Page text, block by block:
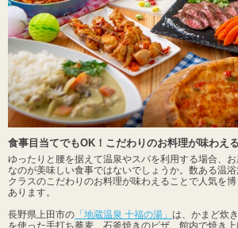
食事目当てでもOK！こだわりのお料理が味わえ
ゆったりと腰を据えて温泉やスパを利用する場合、
なのが美味しい食事ではないでしょうか。数ある温
クラスのこだわりのお料理が味わえることで人気を
あります。
長野県上田市の 「地蔵温泉 十福の湯」 は、かまど炊
を使った手打ち蕎麦、石釜焼きのピザ、館内で焼き